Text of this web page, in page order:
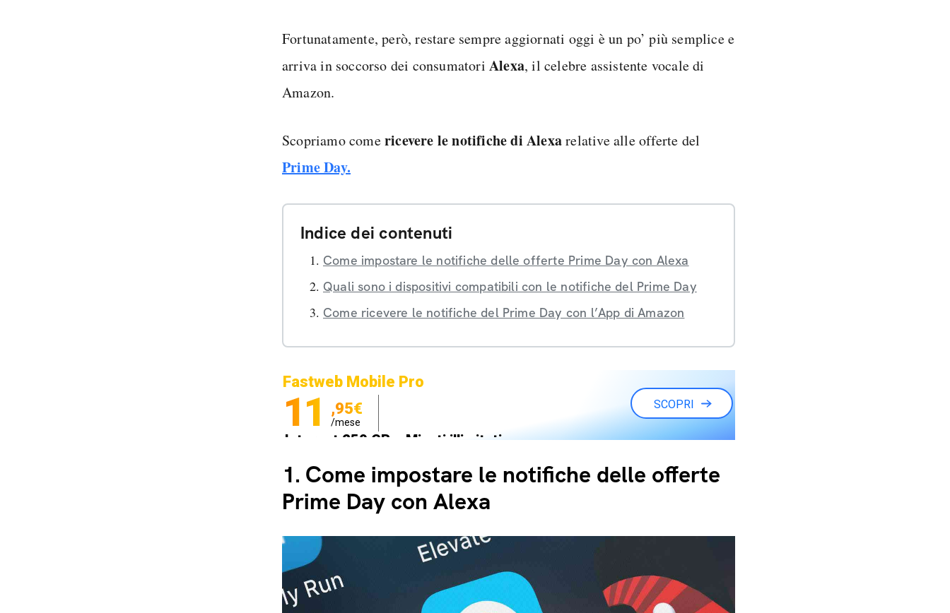
Fortunatamente, però, restare sempre aggiornati oggi è un po’ più semplice e
arriva in soccorso dei consumatori Alexa, il celebre assistente vocale di
Amazon.
Scopriamo comericevere le notifiche di Alexarelative alle offerte del
Prime Day.
Indice dei contenuti
Come impostare le notifiche delle offerte Prime Day con Alexa
Quali sono i dispositivi compatibili con le notifiche del Prime Day
Come ricevere le notifiche del Prime Day con l’App di Amazon
Fastweb Mobile Pro
11 ,95€
/mese
Internet 250 GB e Minuti illimitati
SCOPRI
1. Come impostare le notifiche delle offerte
Prime Day con Alexa